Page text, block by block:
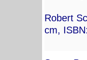
Robert
cm,